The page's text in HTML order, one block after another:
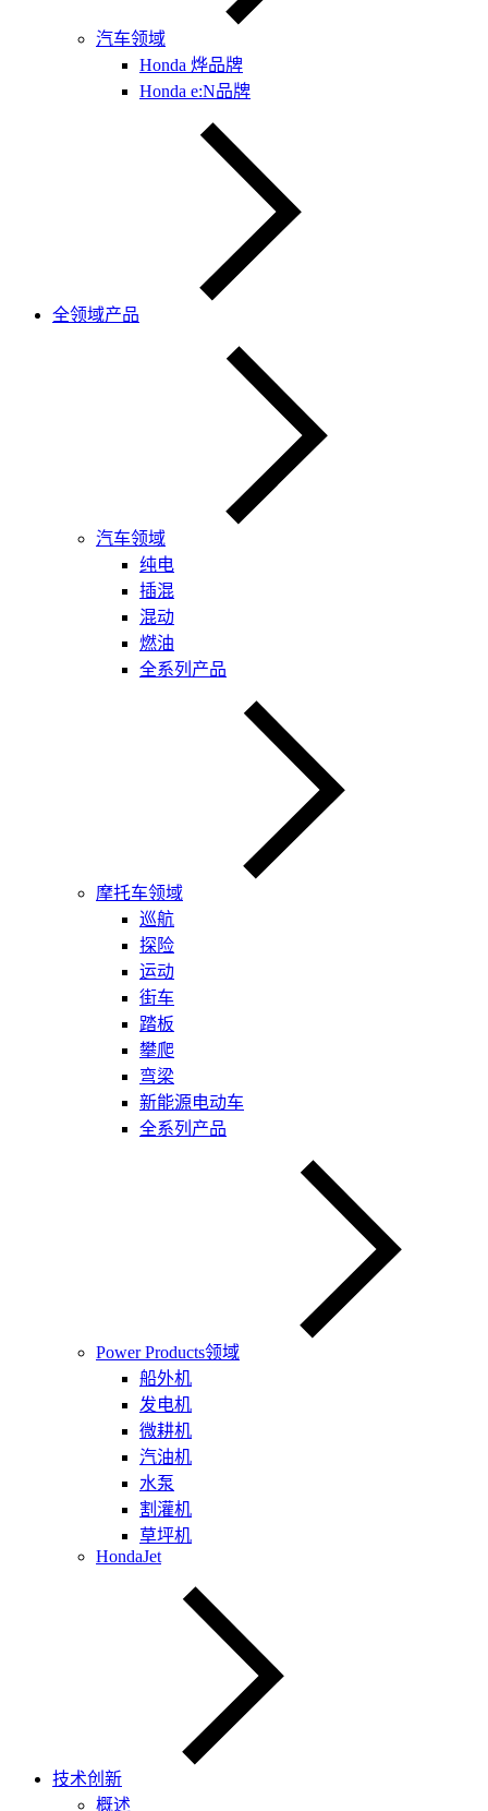
汽车领域
Honda 烨品牌
Honda e:N品牌
全领域产品
汽车领域
纯电
插混
混动
燃油
全系列产品
摩托车领域
巡航
探险
运动
街车
踏板
攀爬
弯梁
新能源电动车
全系列产品
Power Products领域
船外机
发电机
微耕机
汽油机
水泵
割灌机
草坪机
HondaJet
技术创新
概述